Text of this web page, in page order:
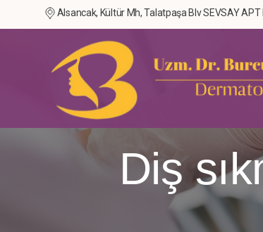
Alsancak, Kültür Mh, Talatpaşa Blv SEVSAY
Diş